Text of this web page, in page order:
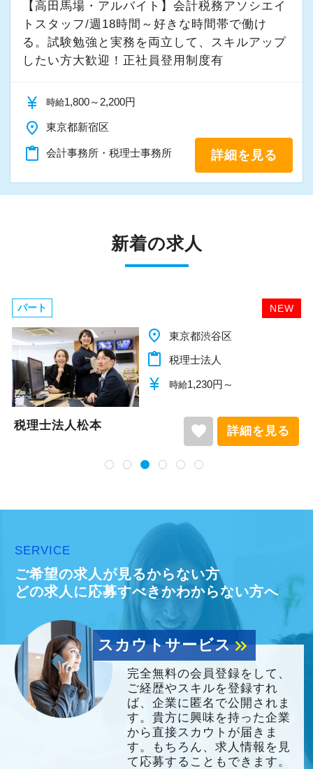
【高田馬場・アルバイト】会計税務アソシエイ
トスタッフ/週18時間～好きな時間帯で働け
る。試験勉強と実務を両立して、スキルアップ
したい方大歓迎！正社員登用制度有
currency_yen 時給1,800～2,200円
place 東京都新宿区
content_paste 会計事務所・税理士事務所 詳細を見る
新着の求人
NEW
パート
place 東京都渋谷区
content_paste 税理士法人
currency_yen 時給1,230円～
税理士法人松本 favorite 詳細を見る
SERVICE
ご希望の求人が見るからない方
どの求人に応募すべきかわからない方へ
スカウトサービスkeyboard_double_arrow_right
完全無料の会員登録をして、
ご経歴やスキルを登録すれ
ば、企業に匿名で公開されま
す。貴方に興味を持った企業
から直接スカウトが届きま
す。もちろん、求人情報を見
て応募することもできます。